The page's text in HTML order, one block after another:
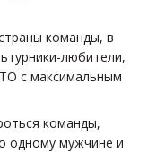
команды, в
любители,
с максимальным
команды,
одному мужчине и